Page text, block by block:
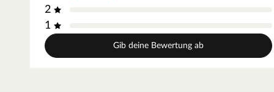
2
1
Gib deine Bewertung ab